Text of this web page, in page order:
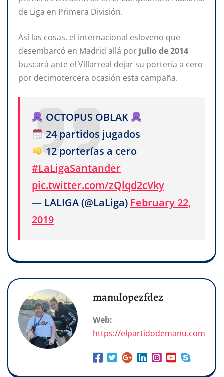
de Liga en Primera División.
Así las cosas, el internacional esloveno que
desembarcó en Madrid allá por julio de 2014
buscará ante el Villarreal dejar su portería a cero
por decimotercera ocasión esta campaña.
OCTOPUS OBLAK
24 partidos jugados
12 porterías a cero
#LaLigaSantander
pic.twitter.com/zQlqd2cVky
— LALIGA (@LaLiga) February 22,
2019
manulopezfdez
Web:
https://elpartidodemanu.com